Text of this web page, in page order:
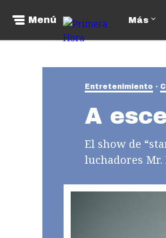
Menú Más
Entretenimiento
A
El show de
luchadores Mr.